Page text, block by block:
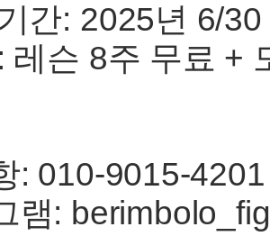
간: 2025년 6/
레슨 8주 무료 +
: 010-9015-4201
램: